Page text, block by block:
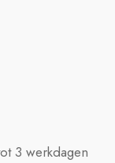
3 werkdagen